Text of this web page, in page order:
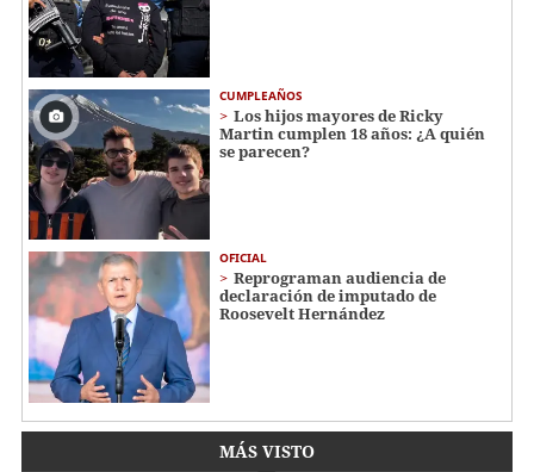
CUMPLEAÑOS
Los hijos mayores de Ricky
Martin cumplen 18 años: ¿A quién
se parecen?
OFICIAL
Reprograman audiencia de
declaración de imputado de
Roosevelt Hernández
MÁS VISTO